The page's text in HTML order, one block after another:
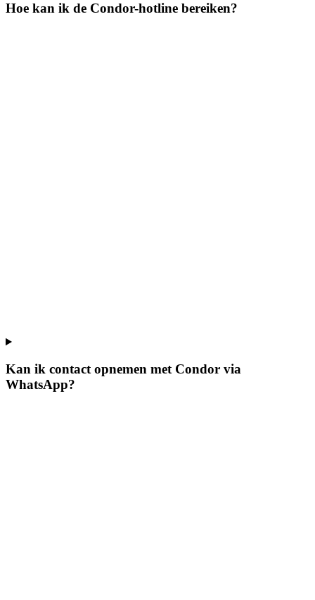
Hoe kan ik de Condor-hotline bereiken?
Kan ik contact opnemen met Condor via
WhatsApp?